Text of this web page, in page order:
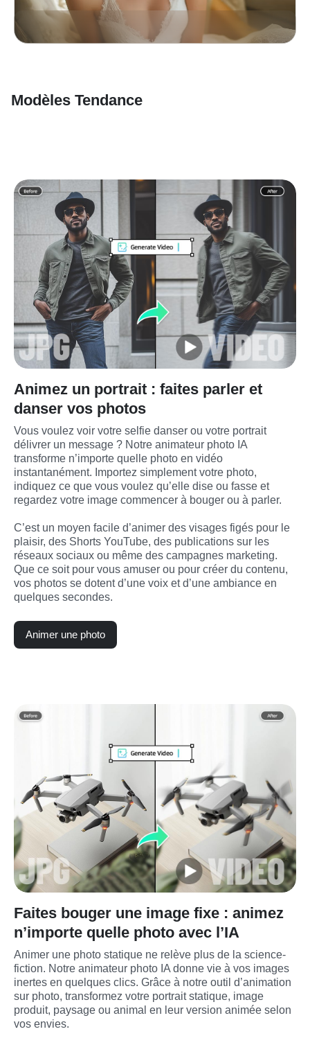
Modèles Tendance
Animez un portrait : faites parler et
danser vos photos
Vous voulez voir votre selfie danser ou votre portrait
délivrer un message ? Notre animateur photo IA
transforme n’importe quelle photo en vidéo
instantanément. Importez simplement votre photo,
indiquez ce que vous voulez qu’elle dise ou fasse et
regardez votre image commencer à bouger ou à parler.
C’est un moyen facile d’animer des visages figés pour le
plaisir, des Shorts YouTube, des publications sur les
réseaux sociaux ou même des campagnes marketing.
Que ce soit pour vous amuser ou pour créer du contenu,
vos photos se dotent d’une voix et d’une ambiance en
quelques secondes.
Animer une photo
Faites bouger une image fixe : animez
n’importe quelle photo avec l’IA
Animer une photo statique ne relève plus de la science-
fiction. Notre animateur photo IA donne vie à vos images
inertes en quelques clics. Grâce à notre outil d’animation
sur photo, transformez votre portrait statique, image
produit, paysage ou animal en leur version animée selon
vos envies.